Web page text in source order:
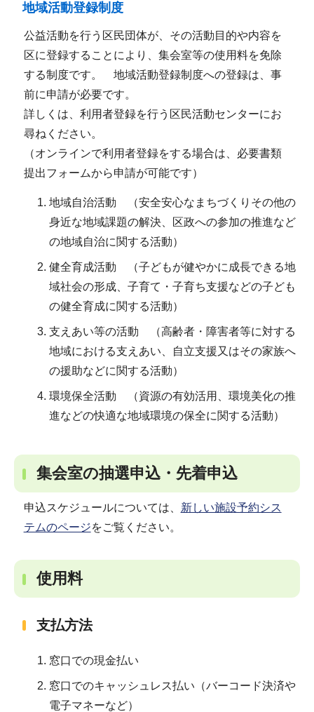
地域活動登録制度
公益活動を行う区民団体が、その活動目的や内容を
区に登録することにより、集会室等の使用料を免除
する制度です。 地域活動登録制度への登録は、事
前に申請が必要です。
詳しくは、利用者登録を行う区民活動センターにお
尋ねください。
（オンラインで利用者登録をする場合は、必要書類
提出フォームから申請が可能です）
地域自治活動 （安全安心なまちづくりその他の
身近な地域課題の解決、区政への参加の推進など
の地域自治に関する活動）
健全育成活動 （子どもが健やかに成長できる地
域社会の形成、子育て・子育ち支援などの子ども
の健全育成に関する活動）
支えあい等の活動 （高齢者・障害者等に対する
地域における支えあい、自立支援又はその家族へ
の援助などに関する活動）
環境保全活動 （資源の有効活用、環境美化の推
進などの快適な地域環境の保全に関する活動）
集会室の抽選申込・先着申込
申込スケジュールについては、 新しい施設予約シス
テムのページをご覧ください。
使用料
支払方法
窓口での現金払い
窓口でのキャッシュレス払い（バーコード決済や
電子マネーなど）